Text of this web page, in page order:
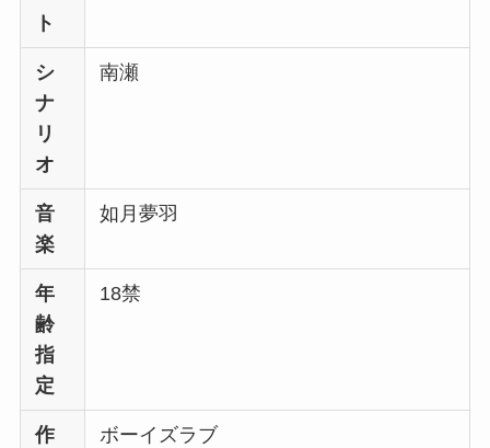
ト
シ
ナ
リ
オ
南瀬
音
楽
如月夢羽
年
齢
指
定
18禁
作
ボーイズラブ